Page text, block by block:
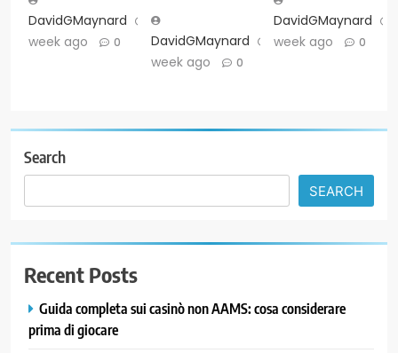
DavidGMaynard
1
week ago
0 DavidGMaynard
1
week ago
0
DavidGMaynard
week ago
0
Search
SEARCH
Recent Posts
Guida completa sui casinò non AAMS: cosa considerare
prima di giocare